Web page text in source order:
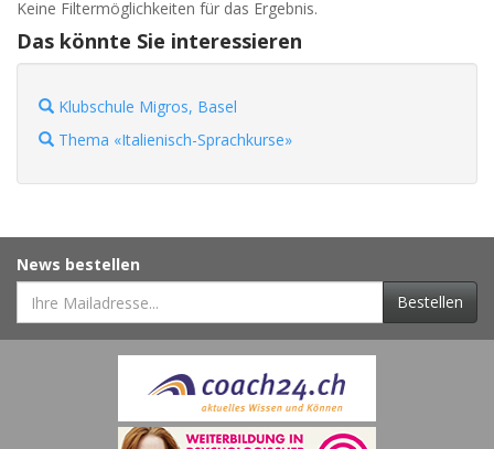
Keine Filtermöglichkeiten für das Ergebnis.
Das könnte Sie interessieren
Klubschule Migros, Basel
Thema «Italienisch-Sprachkurse»
News bestellen
Bestellen